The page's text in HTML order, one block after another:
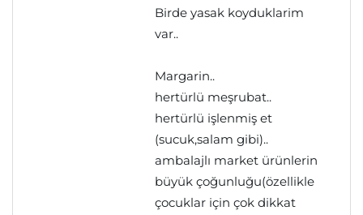
Birde yasak koyduklarim
var..
Margarin..
hertürlü meşrubat..
hertürlü işlenmiş et
(sucuk,salam gibi)..
ambalajlı market ürünlerin
büyük çoğunluğu(özellikle
çocuklar için çok dikkat